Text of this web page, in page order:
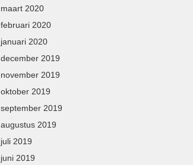
maart 2020
februari 2020
januari 2020
december 2019
november 2019
oktober 2019
september 2019
augustus 2019
juli 2019
juni 2019